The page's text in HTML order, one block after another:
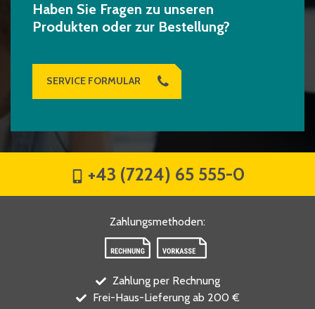
Haben Sie Fragen zu unseren
Produkten oder zur Bestellung?
SERVICE FORMULAR
+43 (7224) 65 555-0
Zahlungsmethoden:
Zahlung per Rechnung
Frei-Haus-Lieferung ab 200 €